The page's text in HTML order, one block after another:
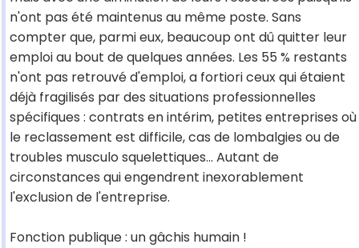
n'ont pas été maintenus au même poste. Sans
compter que, parmi eux, beaucoup ont dû quitter leur
emploi au bout de quelques années. Les 55 % restants
n'ont pas retrouvé d'emploi, a fortiori ceux qui étaient
déjà fragilisés par des situations professionnelles
spécifiques : contrats en intérim, petites entreprises où
le reclassement est difficile, cas de lombalgies ou de
troubles musculo squelettiques... Autant de
circonstances qui engendrent inexorablement
l'exclusion de l'entreprise.
Fonction publique : un gâchis humain !